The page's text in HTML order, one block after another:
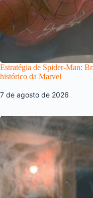
Estratégia de Spider-Man:
histórico da Marvel
7 de agosto de 2026